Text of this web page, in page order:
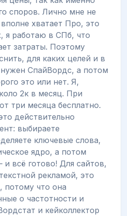
споров. Лично мне не
хватает Про, это
я работаю в СПб, что
затраты. Поэтому
для каких целей и в
СпайВордс, а потом
это или нет. Я,
2к в месяц. При
три месяца бесплатно.
действительно
выбираете
ключевые слова,
ядро, а потом
и всё готово! Для сайтов,
рекламой, это
потому что она
о частотности и
и кейколлектор